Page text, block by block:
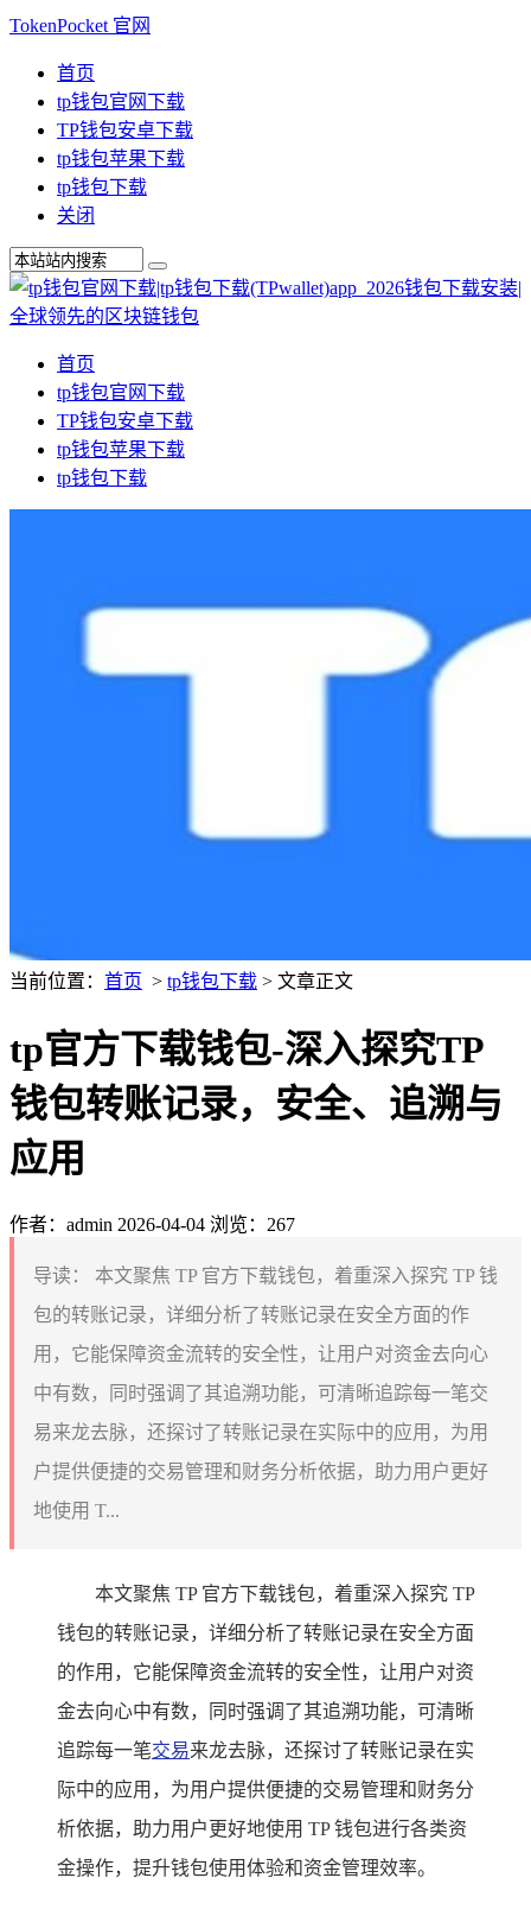
TokenPocket 官网
首页
tp钱包官网下载
TP钱包安卓下载
tp钱包苹果下载
tp钱包下载
关闭
首页
tp钱包官网下载
TP钱包安卓下载
tp钱包苹果下载
tp钱包下载
当前位置： 首页 > tp钱包下载 > 文章正文
tp官方下载钱包-深入探究TP
钱包转账记录，安全、追溯与
应用
作者：admin 2026-04-04 浏览：267
导读：
本文聚焦 TP 官方下载钱包，着重深入探究 TP 钱
包的转账记录，详细分析了转账记录在安全方面的作
用，它能保障资金流转的安全性，让用户对资金去向心
中有数，同时强调了其追溯功能，可清晰追踪每一笔交
易来龙去脉，还探讨了转账记录在实际中的应用，为用
户提供便捷的交易管理和财务分析依据，助力用户更好
地使用 T...
本文聚焦 TP 官方下载钱包，着重深入探究 TP
钱包的转账记录，详细分析了转账记录在安全方面
的作用，它能保障资金流转的安全性，让用户对资
金去向心中有数，同时强调了其追溯功能，可清晰
追踪每一笔交易来龙去脉，还探讨了转账记录在实
际中的应用，为用户提供便捷的交易管理和财务分
析依据，助力用户更好地使用 TP 钱包进行各类资
金操作，提升钱包使用体验和资金管理效率。